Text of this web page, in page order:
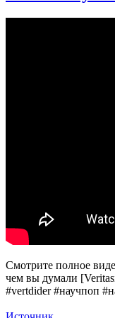
Смотрите полное
чем вы думали
#vertdider #научпоп